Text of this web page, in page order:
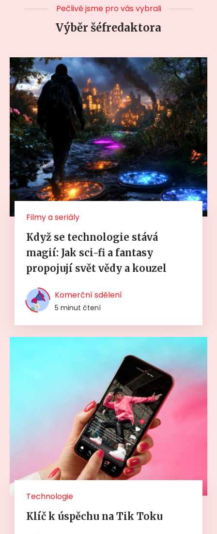
Pečlivě jsme pro vás vybrali
Výběr šéfredaktora
Filmy a seriály
Když se technologie stává
magií: Jak sci-fi a fantasy
propojují svět vědy a kouzel
Komerční sdělení
5 minut čtení
Technologie
Klíč k úspěchu na Tik Toku